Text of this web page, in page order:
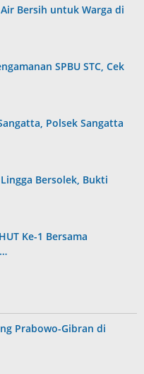
Bersih untuk Warga di
SPBU STC, Cek
Polsek Sangatta
Bersolek, Bukti
Ke-1 Bersama
Prabowo-Gibran di